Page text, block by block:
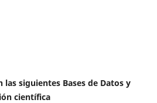
las siguientes Bases de Datos y
científica